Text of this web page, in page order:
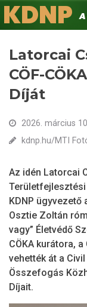
Ugrás
a
Keresés
KDNP
A
Latorcai
CÖF-
Díját
2026. március
kdnp.hu/MTI
Az idén Latorcai
KDNP ügyvezető
Osztie Zoltán
vagy” Életvédő
CÖKA kurátora,
vehették át a
Összefogás
Díjait.